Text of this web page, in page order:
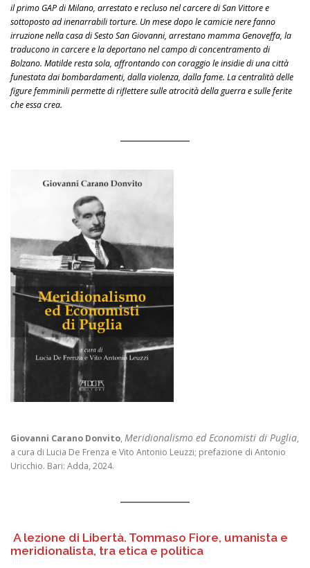
il primo GAP di Milano, arrestato e recluso nel carcere di San Vittore e
sottoposto ad inenarrabili torture. Un mese dopo le camicie nere fanno
irruzione nella casa di Sesto San Giovanni, arrestano mamma Genoveffa, la
traducono in carcere e la deportano nel campo di concentramento di
Bolzano. Matilde resta sola, affrontando con coraggio le insidie di una città
funestata dai bombardamenti, dalla violenza, dalla fame. La centralità delle
figure femminili permette di riflettere sulle atrocità della guerra e sulle ferite
che essa crea.
Giovanni Carano Donvito, Meridionalismo ed Economisti di Puglia,
a cura di Lucia De Frenza e Vito Antonio Leuzzi; prefazione di Antonio
Uricchio. Bari: Adda, 2024.
A lezione di Libertà. Tommaso Fiore, umanista e
meridionalista, tra etica e politica